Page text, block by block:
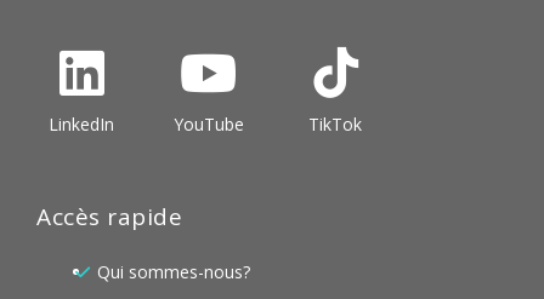
LinkedIn YouTube TikTok
Accès rapide
Qui sommes-nous?